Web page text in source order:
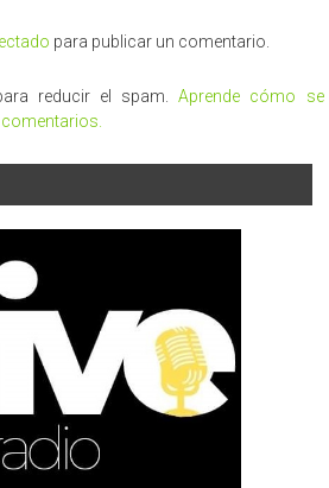
para publicar un comentario.
reducir el spam.Aprende cómo se